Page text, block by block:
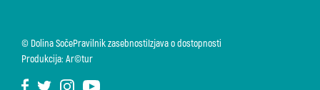
© Dolina SočePravilnik zasebnostiIzjava o dostopnosti
Produkcija: Ar©tur